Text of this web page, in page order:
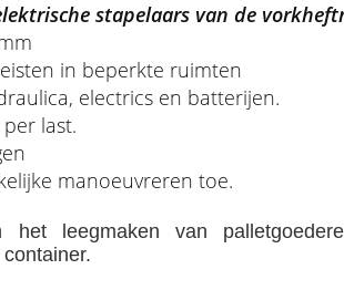
stapelaars van de
in beperkte ruimten
electrics en batterijen.
last.
manoeuvreren toe.
leegmaken van